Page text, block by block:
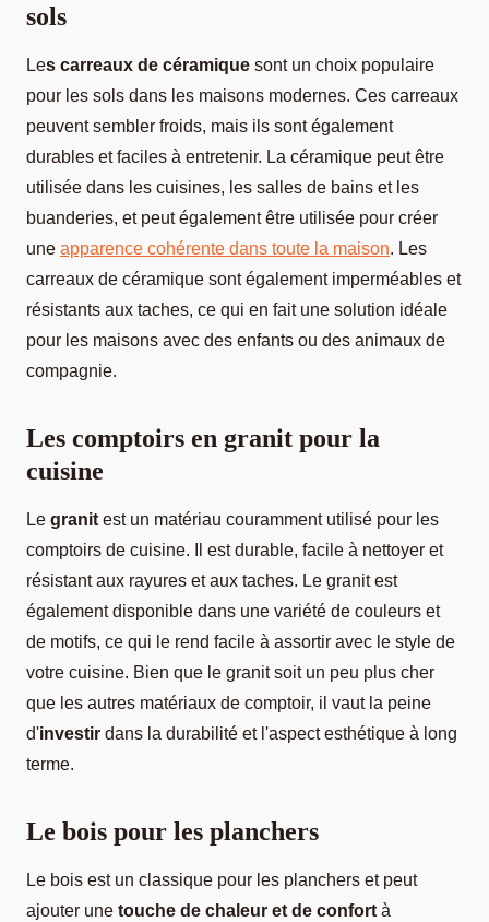
sols
Les carreaux de céramique sont un choix populaire
pour les sols dans les maisons modernes. Ces carreaux
peuvent sembler froids, mais ils sont également
durables et faciles à entretenir. La céramique peut être
utilisée dans les cuisines, les salles de bains et les
buanderies, et peut également être utilisée pour créer
une apparence cohérente dans toute la maison. Les
carreaux de céramique sont également imperméables et
résistants aux taches, ce qui en fait une solution idéale
pour les maisons avec des enfants ou des animaux de
compagnie.
Les comptoirs en granit pour la
cuisine
Le granit est un matériau couramment utilisé pour les
comptoirs de cuisine. Il est durable, facile à nettoyer et
résistant aux rayures et aux taches. Le granit est
également disponible dans une variété de couleurs et
de motifs, ce qui le rend facile à assortir avec le style de
votre cuisine. Bien que le granit soit un peu plus cher
que les autres matériaux de comptoir, il vaut la peine
d'investir dans la durabilité et l'aspect esthétique à long
terme.
Le bois pour les planchers
Le bois est un classique pour les planchers et peut
ajouter une touche de chaleur et de confort à